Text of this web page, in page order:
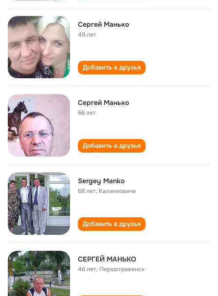
Сергей Манько
48 лет
Добавить в друзья
Сергей Манько
66 лет
Добавить в друзья
Sergey Manko
68 лет, Калинковичи
Добавить в друзья
СЕРГЕЙ МАНЬКО
46 лет, Першотравенск